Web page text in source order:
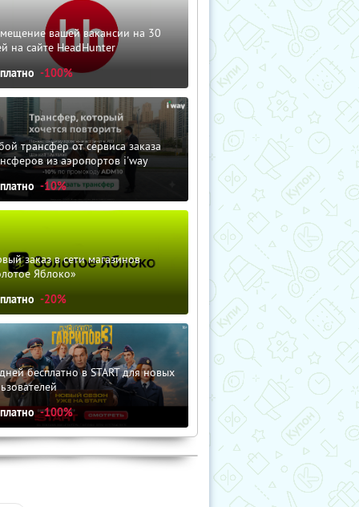
вашей вакансии на 30
на сайте HeadHunter
-100%
трансфер от сервиса заказа
из аэропортов i'way
-10%
заказ в сети магазинов
Яблоко»
-20%
бесплатно в START для новых
-100%